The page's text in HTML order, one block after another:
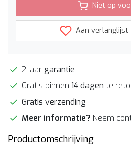
Niet op
Aan verlanglijst
2 jaar garantie
Gratis binnen 14 dagen te
Gratis verzending
Meer informatie? Neem
Productomschrijving